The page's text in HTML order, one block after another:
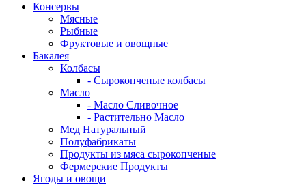
Консервы
Мясные
Рыбные
Фруктовые и овощные
Бакалея
Колбасы
- Сырокопченые колбасы
Масло
- Масло Сливочное
- Растительно Масло
Мед Натуральный
Полуфабрикаты
Продукты из мяса сырокопченые
Фермерские Продукты
Ягоды и овощи